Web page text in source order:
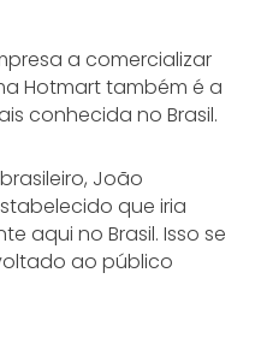
a comercializar
Hotmart também é a
conhecida no Brasil.
João
que iria
aqui no Brasil. Isso se
ao público